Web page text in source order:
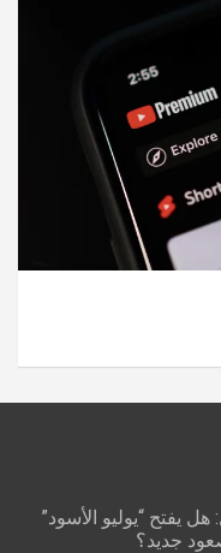
يفتح “يوليو الأسود”
جديد؟